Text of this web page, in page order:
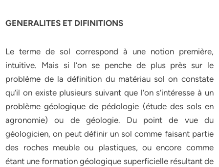
GENERALITES ET DIFINITIONS
Le terme de sol correspond à une notion première,
intuitive. Mais si l’on se penche de plus près sur le
problème de la définition du matériau sol on constate
qu’il on existe plusieurs suivant que l’on s’intéresse à un
problème géologique de pédologie (étude des sols en
agronomie) ou de géologie. Du point de vue du
géologicien, on peut définir un sol comme faisant partie
des roches meuble ou plastiques, ou encore comme
étant une formation géologique superficielle résultant de